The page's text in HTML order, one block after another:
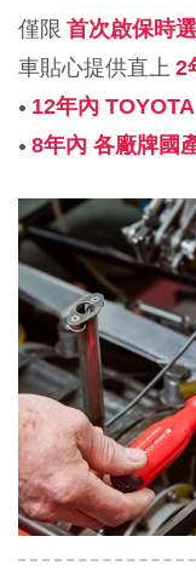
僅限 首次啟保時
車貼心提供直上 2
• 12年內 TOYOTA
• 8年內 各廠牌國